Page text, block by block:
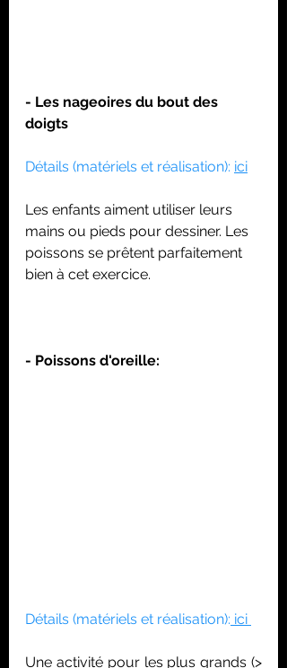
- Les nageoires du bout des
doigts
Détails (matériels et réalisation): ici
Les enfants aiment utiliser leurs
mains ou pieds pour dessiner. Les
poissons se prêtent parfaitement
bien à cet exercice.
- Poissons d'oreille:
Détails (matériels et réalisation): ici
Une activité pour les plus grands (>